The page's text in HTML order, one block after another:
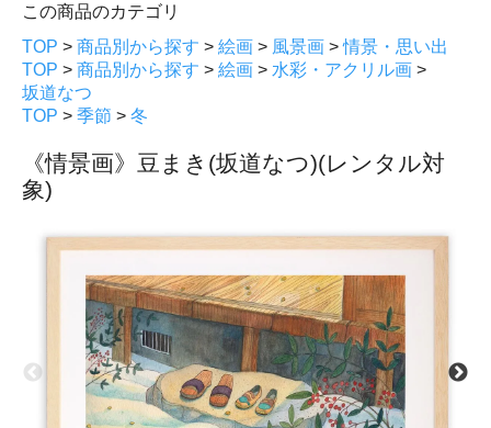
この商品のカテゴリ
TOP > 商品別から探す > 絵画 > 風景画 >情景・思い出
TOP > 商品別から探す > 絵画 > 水彩・アクリル画 >
坂道なつ
TOP > 季節 > 冬
《情景画》豆まき(坂道なつ)(レンタル対
象)